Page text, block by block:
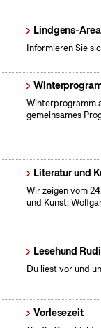
Lindgens-
Informieren Sie
Winterprogramm
gemeinsames
Literatur und
Wir zeigen vom
und Kunst:
Lesehund Rudi
Du liest vor und
Vorlesezeit